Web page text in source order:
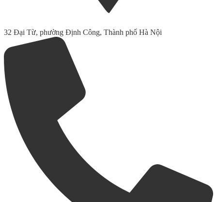
32 Đại Từ, phường Định Công, Thành phố Hà Nội